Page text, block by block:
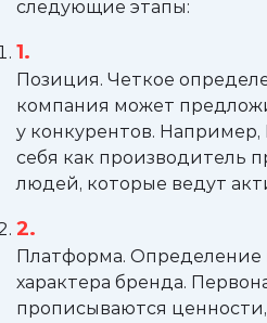
следующие этапы:
Позиция. Четкое
компания может
у конкурентов.
себя как производитель
людей, которые ведут
Платформа. Определение
характера бренда.
прописываются